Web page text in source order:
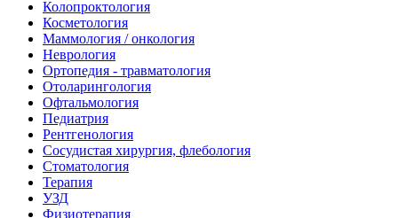
Колопроктология
Косметология
Маммология / онкология
Неврология
Ортопедия - травматология
Отоларингология
Офтальмология
Педиатрия
Рентгенология
Сосудистая хирургия, флебология
Стоматология
Терапия
УЗД
Физиотерапия